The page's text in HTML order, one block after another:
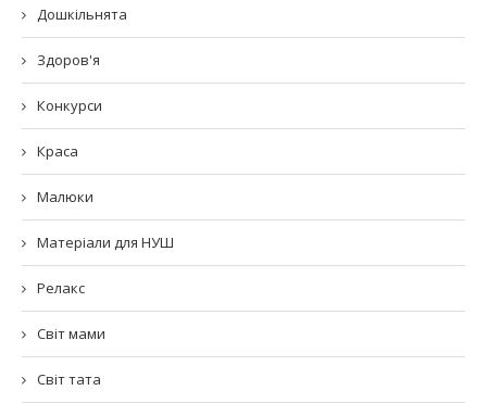
Дошкільнята
Здоров'я
Конкурси
Краса
Малюки
Матеріали для НУШ
Релакс
Світ мами
Світ тата